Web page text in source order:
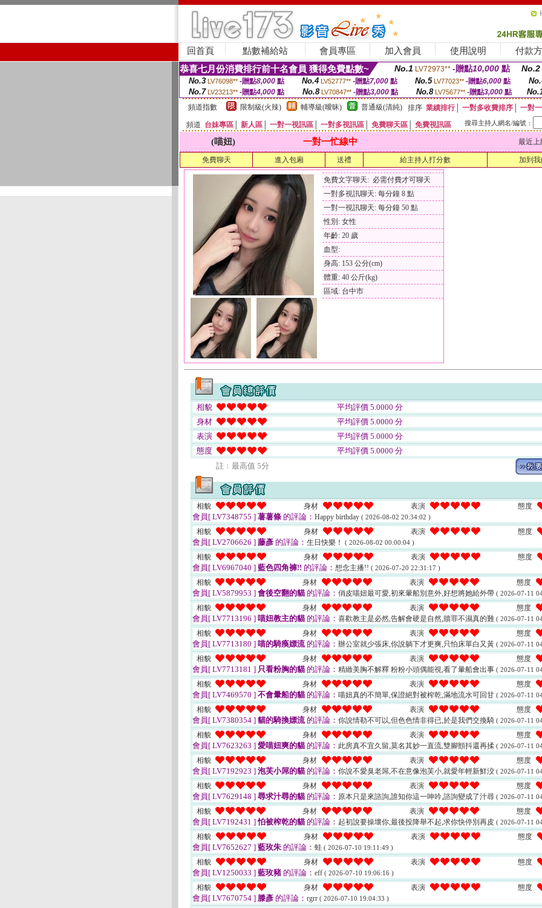
回首頁 點數補給站 會員專區 加入會員 使用說明 付款
恭喜七月份消費排行前十名會員 獲得免費點數~ No.1 LV72973** -贈點10,000 點 No.2
No.3 LV76098** -贈點8,000點 No.4 LV52777** -贈點7,000點 No.5 LV77023** -贈點6,000點
No.7 LV23213** -贈點4,000 點 No.8 LV70847** -贈點3,000 點 No.8 LV75677** -贈點3,000點
頻道指數
限制級(火辣) 輔導級(曖昧) 普通級(清純) 排序 業績排行│ 一對多收費排序
一對
頻道 台妹專區 新人區 一對一視訊區 一對多視訊區 免費聊天區 免費視訊區 搜尋主持人網名/編號：
(喵妞) 一對一忙線中 最近上
免費聊天 進入包廂 送禮 給主持人打分數 加到
免費文字聊天: 必需付費才可聊天
一對多視訊聊天: 每分鐘 8 點
一對一視訊聊天: 每分鐘 50 點
性別: 女性
年齡: 20 歲
血型:
身高: 153 公分(cm)
體重: 40 公斤(kg)
區域: 台中市
相貌
平均評價 5.0000 分
身材
平均評價 5.0000 分
表演
平均評價 5.0000 分
態度
平均評價 5.0000 分
註﹕最高值 5分
相貌 身材 表演 態度
會員[ LV7348755 ] 薯薯條 的評論： Happy birthday ( 2026-08-02 20:34:02 )
相貌 身材 表演 態度
會員[ LV2706626 ] 藤彥 的評論： 生日快樂！ ( 2026-08-02 00:00:04 )
相貌 身材 表演 態度
會員[ LV6967040 ] 藍色四角褲!! 的評論： 想念主播!! ( 2026-07-20 22:31:17 )
相貌 身材 表演 態度
會員[ LV5879953 ] 會後空翻的貓 的評論： 俏皮喵妞最可愛,初來暈船別意外,好想將她給外帶 ( 2026-07-11
相貌 身材 表演 態度
會員[ LV7713196 ] 喵妞教主的貓 的評論： 喜歡教主是必然,告解會硬是自然,贖罪不濕真的難 ( 2026-07-11
相貌 身材 表演 態度
會員[ LV7713180 ] 喵的騎瘓嫖流的評論： 辦公室就少張床,你說躺下才更爽,只怕床單白又黃 ( 2026-07-11
相貌 身材 表演 態度
會員[ LV7713181 ] 只看粉胸的貓 的評論： 精緻美胸不解釋 粉粉小頭偶能視,看了暈船會出事 ( 2026-07-11
相貌 身材 表演 態度
會員[ LV7469570 ] 不會暈船的貓 的評論： 喵妞真的不簡單,保證絕對被榨乾,滿地流水可回甘 ( 2026-07-11
相貌 身材 表演 態度
會員[ LV7380354 ] 貓的騎換嫖流的評論： 你說情勒不可以,但色色情非得已,於是我們交換騎 ( 2026-07-11
相貌 身材 表演 態度
會員[ LV7623263 ] 愛喵妞爽的貓 的評論： 此房真不宜久留,莫名其妙一直流,雙腳顫抖還再揉 ( 2026-07-11
相貌 身材 表演 態度
會員[ LV7192923 ] 泡芙小屌的貓 的評論： 你說不愛臭老屌,不在意像泡芙小,就愛年輕新鮮洨 ( 2026-07-11
相貌 身材 表演 態度
會員[ LV7629148 ] 尋求汁尋的貓 的評論： 原本只是來諮詢,誰知你這一呻吟,諮詢變成了汁尋 ( 2026-07-11
相貌 身材 表演 態度
會員[ LV7192431 ]怕被榨乾的貓 的評論： 起初說要操壞你,最後投降舉不起,求你快停別再皮 ( 2026-07-11
相貌 身材 表演 態度
會員[ LV7652627 ] 藍玫朱 的評論： 蛙 ( 2026-07-10 19:11:49 )
相貌 身材 表演 態度
會員[ LV1250033 ] 藍玫豬 的評論： eff ( 2026-07-10 19:06:16 )
相貌 身材 表演 態度
會員[ LV7670754 ] 滕彥 的評論： rgrr ( 2026-07-10 19:04:33 )